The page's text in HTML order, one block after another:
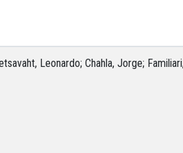
Leonardo; Chahla, Jorge;